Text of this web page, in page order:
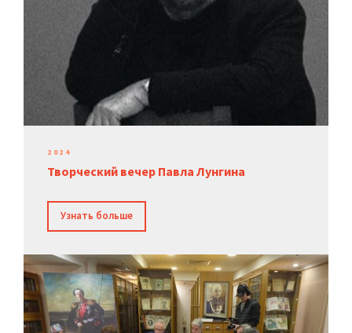
2024
Творческий вечер Павла Лунгина
Узнать больше